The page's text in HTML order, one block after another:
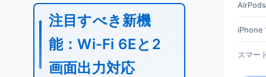
注目すべき新機
能：Wi-Fi 6Eと2
画面出力対応
iPhone
スマー